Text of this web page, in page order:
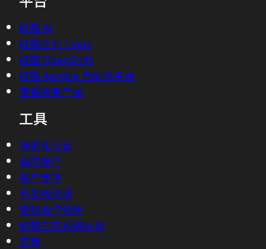
红帽 AI
红帽企业 Linux
红帽 OpenShift
红帽 Ansible 自动化平台
查看所有产品
工具
培训和认证
我的帐户
客户支持
开发者资源
查找合作伙伴
红帽生态系统目录
文档